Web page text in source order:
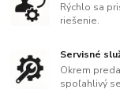
Rýchlo sa
riešenie.
Servisné
Okrem
spoľahlivý